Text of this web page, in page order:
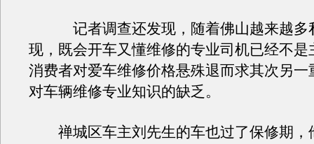
记者调查还发现，随着佛山越来越多
现，既会开车又懂维修的专业司机已经不是
消费者对爱车维修价格悬殊退而求其次另一
对车辆维修专业知识的缺乏。
禅城区车主刘先生的车也过了保修期，